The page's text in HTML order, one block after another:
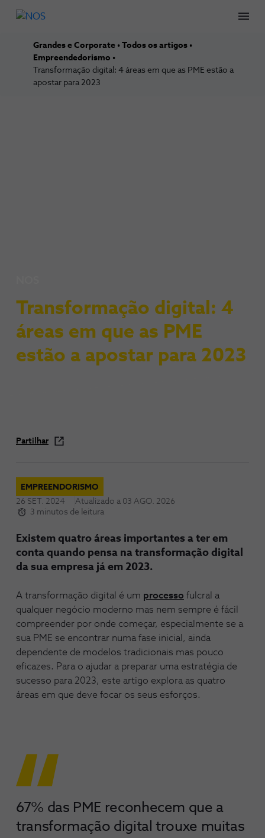
Grandes e Corporate
Todos os artigos
Empreendedorismo
Transformação digital: 4 áreas em que as PME estão a
apostar para 2023
Transformação digital: 4
áreas em que as PME
estão a apostar para 2023
Partilhar
EMPREENDORISMO
26 SET. 2024
Atualizado a 03 AGO. 2026
3 minutos de leitura
Existem quatro áreas importantes a ter em
conta quando pensa na transformação digital
da sua empresa já em 2023.
A transformação digital é um processo fulcral a
qualquer negócio moderno mas nem sempre é fácil
compreender por onde começar, especialmente se a
sua PME se encontrar numa fase inicial, ainda
dependente de modelos tradicionais mas pouco
eficazes. Para o ajudar a preparar uma estratégia de
sucesso para 2023, este artigo explora as quatro
áreas em que deve focar os seus esforços.
67% das PME reconhecem que a
transformação digital trouxe muitas